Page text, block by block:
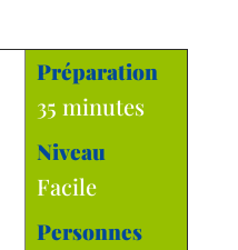
Préparation
35 minutes
Niveau
Facile
Personnes